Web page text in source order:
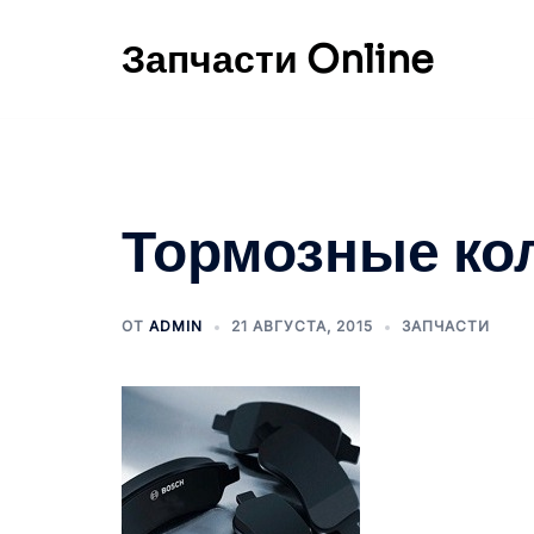
содержимомуЗапчасти Online
Тормозные
ОТ ADMIN 21 АВГУСТА, 2015 ЗАПЧАСТИ